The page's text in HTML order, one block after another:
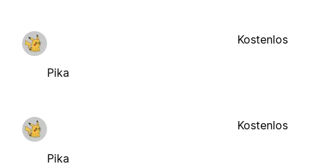
Pika
Kostenlos
Pika
Kostenlos